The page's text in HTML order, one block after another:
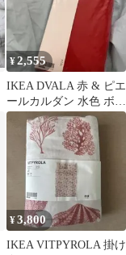
¥2,555
IKEA DVALA 赤 & ピエ
ールカルダン 水色 ボッ
クスシーツ 2枚セット
¥3,800
IKEA VITPYROLA 掛け